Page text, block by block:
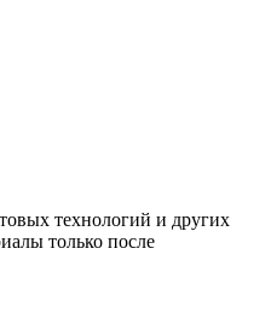
технологий и других
только после